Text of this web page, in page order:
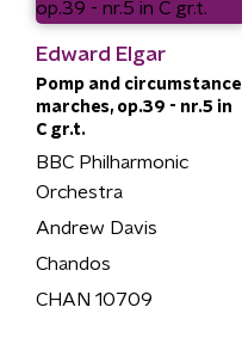
Edward Elgar
Pomp and circumstance
marches, op.39 - nr.5 in
C gr.t.
BBC Philharmonic
Orchestra
Andrew Davis
Chandos
CHAN 10709